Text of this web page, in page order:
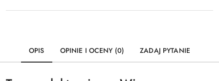
OPIS OPINIE I OCENY (0) ZADAJ PYTANIE